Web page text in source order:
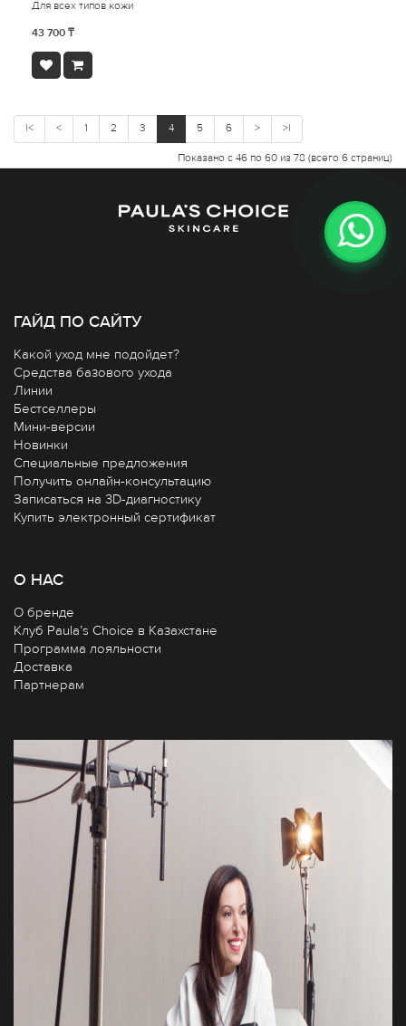
Для всех типов кожи
43 700 ₸
|< < 1 2 3 4 5 6 > >|
Показано с 46 по 60 из 78 (всего 6 страниц)
ГАЙД ПО САЙТУ
Какой уход мне подойдет?
Средства базового ухода
Линии
Бестселлеры
Мини-версии
Новинки
Специальные предложения
Получить онлайн-консультацию
Записаться на 3D-диагностику
Купить электронный сертификат
О НАС
О бренде
Клуб Paula’s Choice в Казахстане
Программа лояльности
Доставка
Партнерам